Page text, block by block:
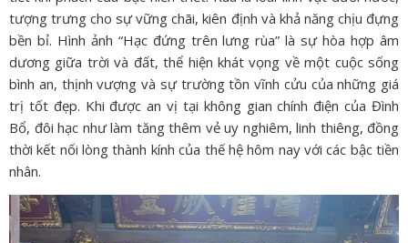
tượng trưng cho sự vững chãi, kiên định và khả năng chịu đựng
bền bỉ. Hình ảnh “Hạc đứng trên lưng rùa” là sự hòa hợp âm
dương giữa trời và đất, thể hiện khát vọng về một cuộc sống
bình an, thịnh vượng và sự trường tồn vĩnh cửu của những giá
trị tốt đẹp. Khi được an vị tại không gian chính điện của Đình
Bổ, đôi hạc như làm tăng thêm vẻ uy nghiêm, linh thiêng, đồng
thời kết nối lòng thành kính của thế hệ hôm nay với các bậc tiền
nhân.